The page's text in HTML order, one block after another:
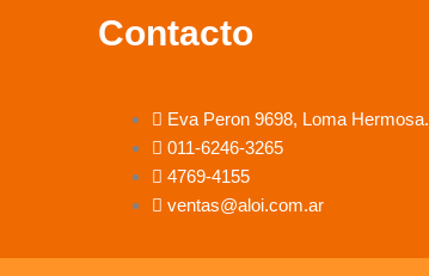
Contacto
Eva Peron 9698, Loma Hermosa.
011-6246-3265
4769-4155
ventas@aloi.com.ar